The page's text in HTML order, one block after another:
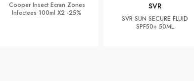
Cooper Insect Ecran Zones
Infectees 100ml X2 -25%
SVR
SVR SUN SECURE FLUID
SPF50+ 50ML